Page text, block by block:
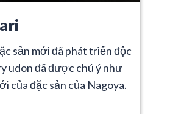
sản mới đã phát triển độc
udon đã được chú ý như
của đặc sản của Nagoya.